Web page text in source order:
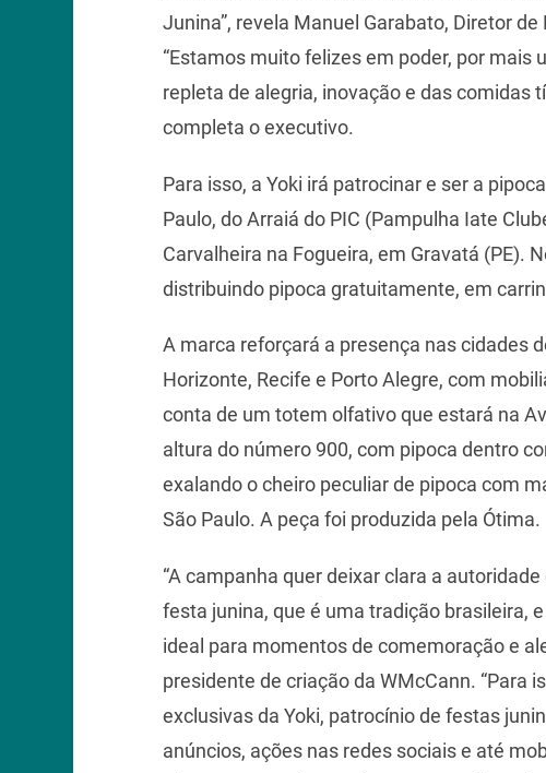
Junina”, revela Manuel Garabato, Diretor
“Estamos muito felizes em poder, por mais
repleta de alegria, inovação e das comidas
completa o executivo.
Para isso, a Yoki irá patrocinar e ser a
Paulo, do Arraiá do PIC (Pampulha Iate
Carvalheira na Fogueira, em Gravatá (PE).
distribuindo pipoca gratuitamente, em
A marca reforçará a presença nas cidades
Horizonte, Recife e Porto Alegre, com
conta de um totem olfativo que estará na
altura do número 900, com pipoca dentro
exalando o cheiro peculiar de pipoca com
São Paulo. A peça foi produzida pela Ótima.
“A campanha quer deixar clara a
festa junina, que é uma tradição brasileira,
ideal para momentos de comemoração e
presidente de criação da WMcCann. “Para
exclusivas da Yoki, patrocínio de festas
anúncios, ações nas redes sociais e até